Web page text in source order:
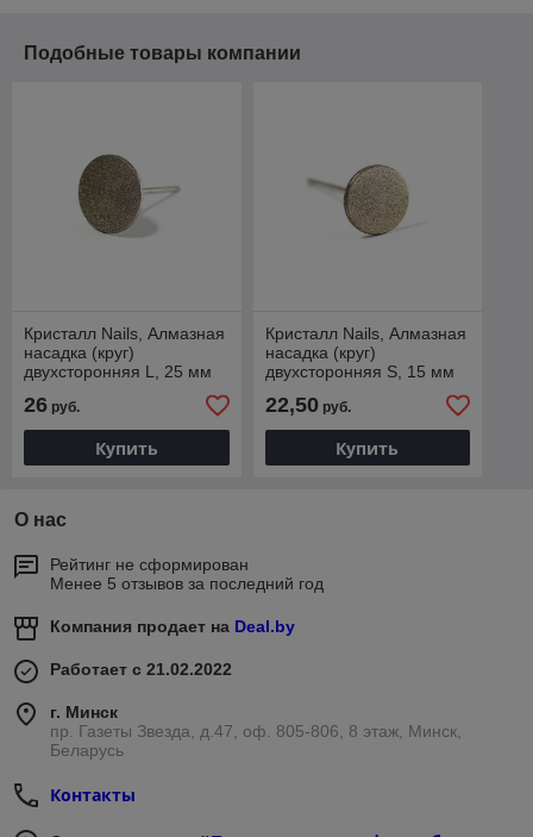
Подобные товары компании
Кристалл Nails, Алмазная
насадка (круг)
двухсторонняя L, 25 мм
26 руб.
Купить
Кристалл Nails, Алмазная
насадка (круг)
двухсторонняя S, 15 мм
22,50руб.
Купить
О нас
Рейтинг не сформирован
Менее 5 отзывов за последний год
Компания продает на Deal.by
Работает с 21.02.2022
г. Минск
пр. Газеты Звезда, д.47, оф. 805-806, 8 этаж, Минск,
Беларусь
Контакты